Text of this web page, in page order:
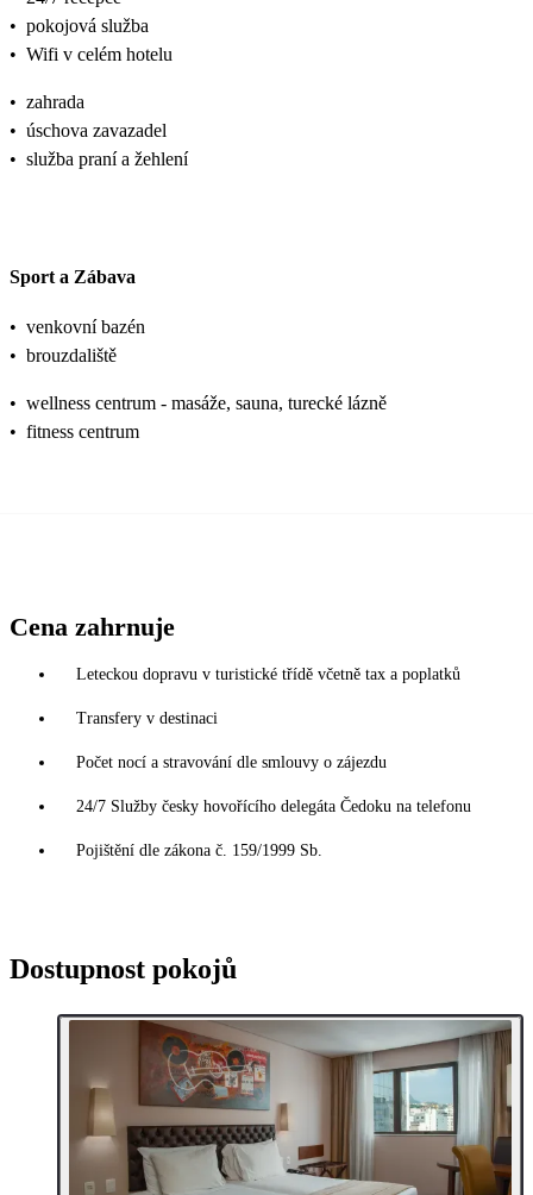
• pokojová služba
• Wifi v celém hotelu
• zahrada
• úschova zavazadel
• služba praní a žehlení
Sport a Zábava
• venkovní bazén
• brouzdaliště
• wellness centrum - masáže, sauna, turecké lázně
• fitness centrum
Cena zahrnuje
Leteckou dopravu v turistické třídě včetně tax a poplatků
Transfery v destinaci
Počet nocí a stravování dle smlouvy o zájezdu
24/7 Služby česky hovořícího delegáta Čedoku na telefonu
Pojištění dle zákona č. 159/1999 Sb.
Dostupnost pokojů